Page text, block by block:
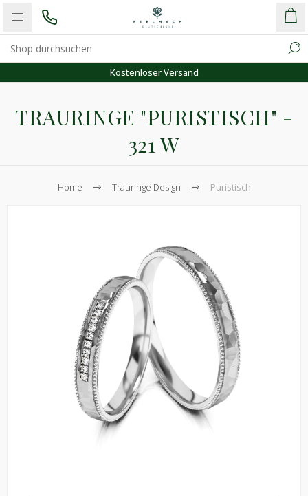
Kostenloser Versand
TRAURINGE "PURISTISCH" -
321 W
Home Trauringe Design Puristisch